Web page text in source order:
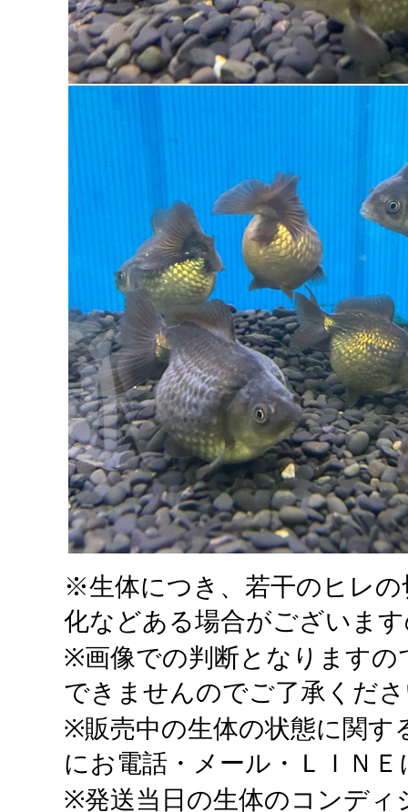
※生体につき、若干のヒレ
化などある場合がございま
※画像での判断となりますの
できませんのでご了承くだ
※販売中の生体の状態に関す
にお電話・メール・ＬＩＮ
※発送当日の生体のコンディ